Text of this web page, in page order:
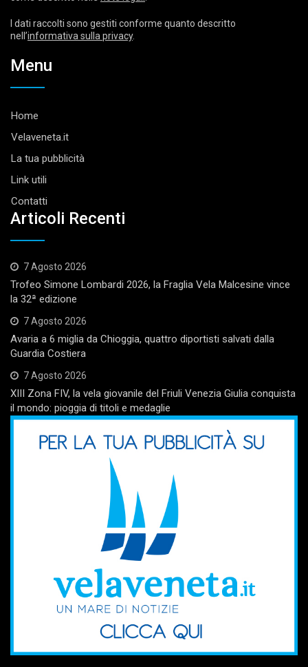
I dati raccolti sono gestiti conforme quanto descritto
nell’informativa sulla privacy.
Menu
Home
Velaveneta.it
La tua pubblicità
Link utili
Contatti
Articoli Recenti
7 Agosto 2026
Trofeo Simone Lombardi 2026, la Fraglia Vela Malcesine vince
la 32ª edizione
7 Agosto 2026
Avaria a 6 miglia da Chioggia, quattro diportisti salvati dalla
Guardia Costiera
7 Agosto 2026
XIII Zona FIV, la vela giovanile del Friuli Venezia Giulia conquista
il mondo: pioggia di titoli e medaglie